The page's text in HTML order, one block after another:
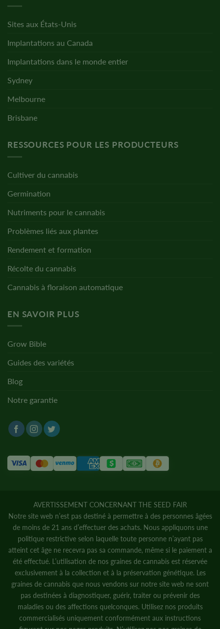
Sites aux États-Unis
Implantations au Canada
Implantations dans le monde entier
Sydney
Melbourne
Brisbane
RESSOURCES POUR LES PRODUCTEURS
Cultiver du cannabis
Germination
Nutriments pour le cannabis
Problèmes liés aux plantes
Rendement et formation
Récolte du cannabis
Cannabis à floraison automatique
EN SAVOIR PLUS
Grow Bible
Guides des variétés
Blog
Notre garantie
AVERTISSEMENT CONCERNANT THE SEED FAIR
Notre site web n’est pas destiné à permettre à des personnes âgées
de moins de 21 ans d’effectuer des achats. Nous appliquons une
politique restrictive selon laquelle toute personne n’ayant pas
atteint cet âge ne recevra pas sa commande, même si le paiement a
été effectué. L’utilisation de nos graines de cannabis est réservée
exclusivement à la collection et à la préservation génétique. Les
graines de cannabis que nous vendons sur notre site web ne sont
pas destinées à diagnostiquer, guérir, traiter ou prévenir des
maladies ou des affections quelconques. Utilisez nos produits
commercialisés uniquement conformément aux instructions